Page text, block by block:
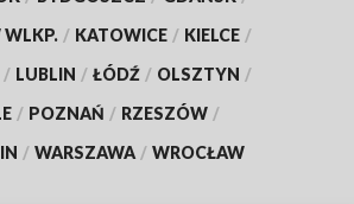
WLKP. / KATOWICE / KIELCE /
/ LUBLIN / ŁÓDŹ / OLSZTYN /
/ POZNAŃ / RZESZÓW /
/ WARSZAWA / WROCŁAW